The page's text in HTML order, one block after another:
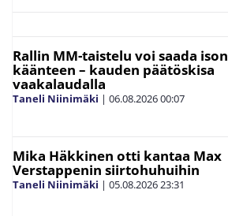
Rallin MM-taistelu voi saada ison
käänteen – kauden päätöskisa
vaakalaudalla
Taneli Niinimäki | 06.08.202600:07
Mika Häkkinen otti kantaa Max
Verstappenin siirtohuhuihin
Taneli Niinimäki | 05.08.202623:31